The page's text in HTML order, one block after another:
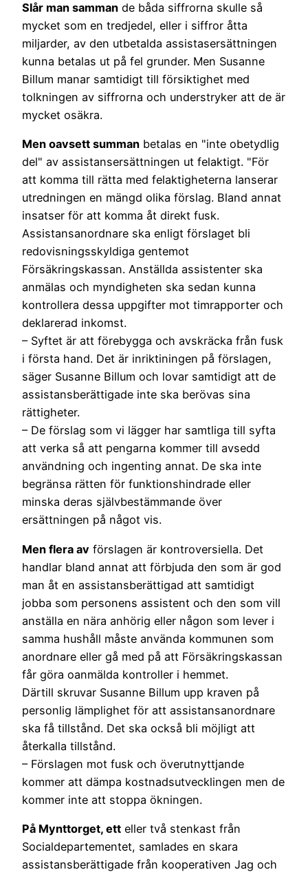
Slår man samman de båda siffrorna skulle så
mycket som en tredjedel, eller i siffror åtta
miljarder, av den utbetalda assistasersättningen
kunna betalas ut på fel grunder. Men Susanne
Billum manar samtidigt till försiktighet med
tolkningen av siffrorna och understryker att de är
mycket osäkra.
Men oavsett summan betalas en "inte obetydlig
del" av assistansersättningen ut felaktigt. "För
att komma till rätta med felaktigheterna lanserar
utredningen en mängd olika förslag. Bland annat
insatser för att komma åt direkt fusk.
Assistansanordnare ska enligt förslaget bli
redovisningsskyldiga gentemot
Försäkringskassan. Anställda assistenter ska
anmälas och myndigheten ska sedan kunna
kontrollera dessa uppgifter mot timrapporter och
deklarerad inkomst.
– Syftet är att förebygga och avskräcka från fusk
i första hand. Det är inriktiningen på förslagen,
säger Susanne Billum och lovar samtidigt att de
assistansberättigade inte ska berövas sina
rättigheter.
– De förslag som vi lägger har samtliga till syfta
att verka så att pengarna kommer till avsedd
användning och ingenting annat. De ska inte
begränsa rätten för funktionshindrade eller
minska deras självbestämmande över
ersättningen på något vis.
Men flera av förslagen är kontroversiella. Det
handlar bland annat att förbjuda den som är god
man åt en assistansberättigad att samtidigt
jobba som personens assistent och den som vill
anställa en nära anhörig eller någon som lever i
samma hushåll måste använda kommunen som
anordnare eller gå med på att Försäkringskassan
får göra oanmälda kontroller i hemmet.
Därtill skruvar Susanne Billum upp kraven på
personlig lämplighet för att assistansanordnare
ska få tillstånd. Det ska också bli möjligt att
återkalla tillstånd.
– Förslagen mot fusk och överutnyttjande
kommer att dämpa kostnadsutvecklingen men de
kommer inte att stoppa ökningen.
På Mynttorget, ett eller två stenkast från
Socialdepartementet, samlades en skara
assistansberättigade från kooperativen Jag och